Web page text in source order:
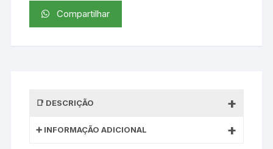
Compartilhar
DESCRIÇÃO
INFORMAÇÃO ADICIONAL